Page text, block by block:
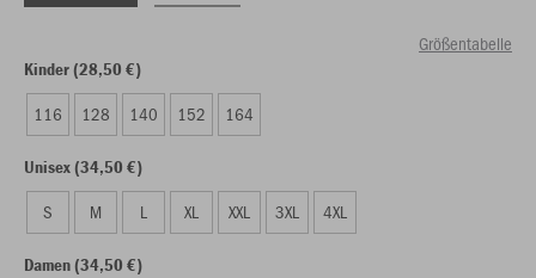
Größentabelle
Kinder (28,50 €)
116 128 140 152 164
Unisex (34,50 €)
S M L XL XXL 3XL 4XL
Damen (34,50 €)